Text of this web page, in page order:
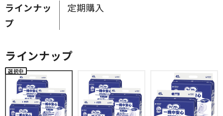
ラインナッ
プ
定期購入
ラインナップ